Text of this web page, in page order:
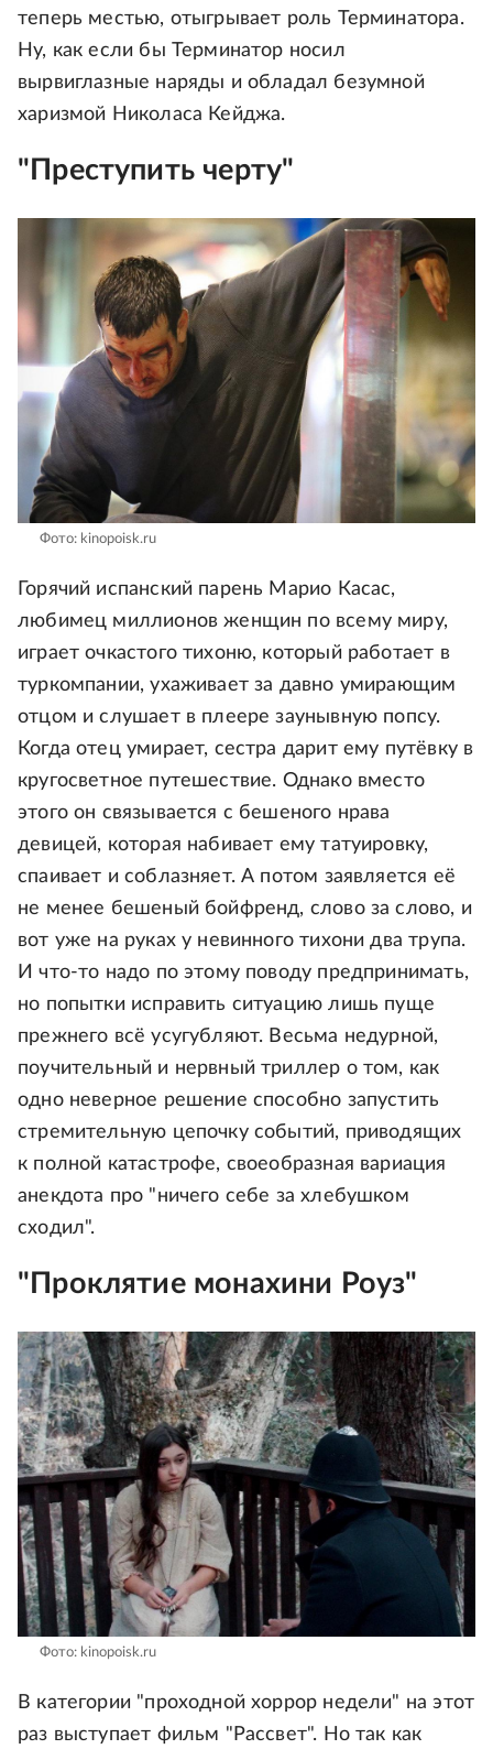
теперь местью, отыгрывает роль Терминатора.
Ну, как если бы Терминатор носил
вырвиглазные наряды и обладал безумной
харизмой Николаса Кейджа.
"Преступить черту"
Фото: kinopoisk.ru
Горячий испанский парень Марио Касас,
любимец миллионов женщин по всему миру,
играет очкастого тихоню, который работает в
туркомпании, ухаживает за давно умирающим
отцом и слушает в плеере заунывную попсу.
Когда отец умирает, сестра дарит ему путёвку в
кругосветное путешествие. Однако вместо
этого он связывается с бешеного нрава
девицей, которая набивает ему татуировку,
спаивает и соблазняет. А потом заявляется её
не менее бешеный бойфренд, слово за слово, и
вот уже на руках у невинного тихони два трупа.
И что-то надо по этому поводу предпринимать,
но попытки исправить ситуацию лишь пуще
прежнего всё усугубляют. Весьма недурной,
поучительный и нервный триллер о том, как
одно неверное решение способно запустить
стремительную цепочку событий, приводящих
к полной катастрофе, своеобразная вариация
анекдота про "ничего себе за хлебушком
сходил".
"Проклятие монахини Роуз"
Фото: kinopoisk.ru
В категории "проходной хоррор недели" на этот
раз выступает фильм "Рассвет". Но так как